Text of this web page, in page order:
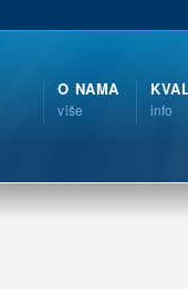
O NAMA
više info